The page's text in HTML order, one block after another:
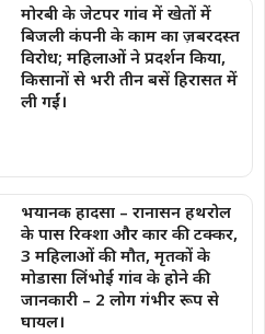
मोरबी के जेटपर गांव में खेतों में
बिजली कंपनी के काम का ज़बरदस्त
विरोध; महिलाओं ने प्रदर्शन किया,
किसानों से भरी तीन बसें हिरासत में
ली गईं।
भयानक हादसा – रानासन हथरोल
के पास रिक्शा और कार की टक्कर,
3 महिलाओं की मौत, मृतकों के
मोडासा लिंभोई गांव के होने की
जानकारी – 2 लोग गंभीर रूप से
घायल।